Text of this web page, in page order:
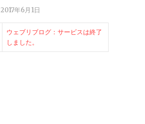
2017年6月1日
ウェブリブログ：サービスは終了
しました。